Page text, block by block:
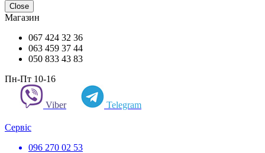
Close
Магазин
067 424 32 36
063 459 37 44
050 833 43 83
Пн-Пт 10-16
Viber Telegram
Сервіс
096 270 02 53